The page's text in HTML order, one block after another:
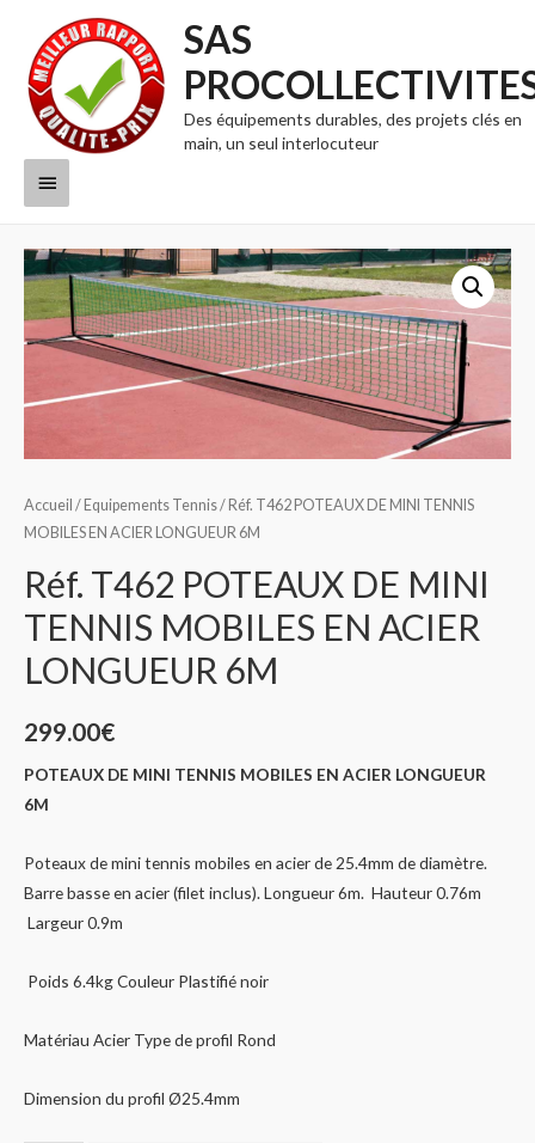
SAS
Des équipements durables, des projets clés en
main, un seul interlocuteur
Menu
Accueil / Equipements Tennis/ Réf. T462 POTEAUX DE MINI TENNIS
MOBILES EN ACIER LONGUEUR 6M
Réf. T462 POTEAUX DE MINI
TENNIS MOBILES EN ACIER
LONGUEUR 6M
299.00€
POTEAUX DE MINI TENNIS MOBILES EN ACIER LONGUEUR
6M
Poteaux de mini tennis mobiles en acier de 25.4mm de diamètre.
Barre basse en acier (filet inclus). Longueur 6m. Hauteur 0.76m
Largeur 0.9m
Poids 6.4kg Couleur Plastifié noir
Matériau Acier Type de profil Rond
Dimension du profil Ø25.4mm